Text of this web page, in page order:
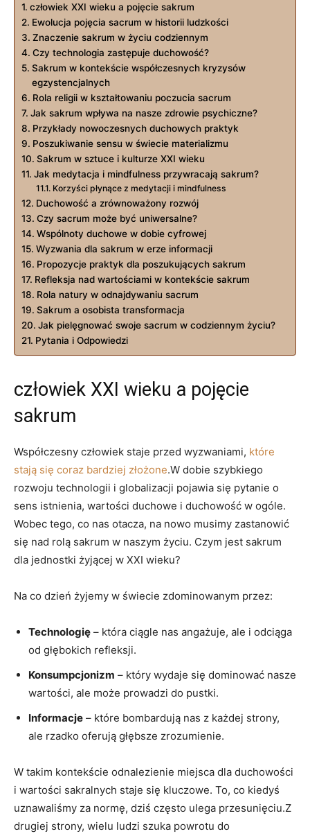
człowiek XXI wieku a pojęcie sakrum
Ewolucja pojęcia sacrum w historii ludzkości
Znaczenie sakrum w życiu codziennym
Czy technologia zastępuje duchowość?
Sakrum w kontekście współczesnych kryzysów
egzystencjalnych
Rola religii w kształtowaniu poczucia sacrum
Jak sakrum wpływa na nasze zdrowie psychiczne?
Przykłady nowoczesnych duchowych praktyk
Poszukiwanie sensu w świecie materializmu
Sakrum w sztuce i kulturze XXI wieku
Jak medytacja i mindfulness przywracają sakrum?
Korzyści płynące z medytacji i mindfulness
Duchowość a zrównoważony rozwój
Czy sacrum może być uniwersalne?
Wspólnoty duchowe w dobie cyfrowej
Wyzwania dla sakrum w erze informacji
Propozycje praktyk dla poszukujących sakrum
Refleksja nad wartościami w kontekście sakrum
Rola natury w odnajdywaniu sacrum
Sakrum a osobista transformacja
Jak pielęgnować swoje sacrum w codziennym życiu?
Pytania i Odpowiedzi
człowiek XXI wieku a pojęcie
sakrum
Współczesny człowiek staje przed wyzwaniami, które
stają się coraz bardziej złożone.W dobie szybkiego
rozwoju technologii i globalizacji pojawia się pytanie o
sens istnienia, wartości duchowe i duchowość w ogóle.
Wobec tego, co nas otacza, na nowo musimy zastanowić
się nad rolą sakrum w naszym życiu. Czym jest sakrum
dla jednostki żyjącej w XXI wieku?
Na co dzień żyjemy w świecie zdominowanym przez:
Technologię – która ciągle nas angażuje, ale i odciąga
od głębokich refleksji.
Konsumpcjonizm – który wydaje się dominować nasze
wartości, ale może prowadzi do pustki.
Informacje – które bombardują nas z każdej strony,
ale rzadko oferują głębsze zrozumienie.
W takim kontekście odnalezienie miejsca dla duchowości
i wartości sakralnych staje się kluczowe. To, co kiedyś
uznawaliśmy za normę, dziś często ulega przesunięciu.Z
drugiej strony, wielu ludzi szuka powrotu do